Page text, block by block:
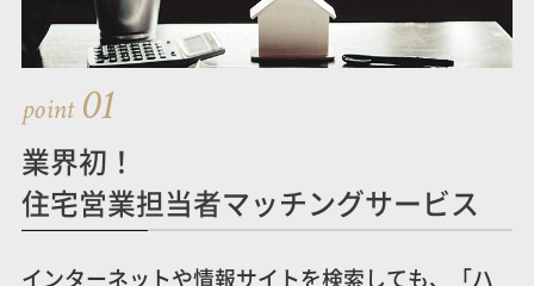
point 01
業界初！
住宅営業担当者マッチングサービス
インターネットや情報サイトを検索しても、「ハ